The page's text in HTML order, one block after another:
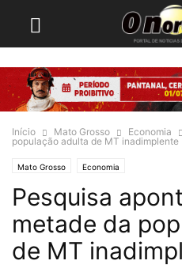
Início Mato Grosso Economia
população adulta de MT inadimplente
Mato Grosso Economia
Pesquisa
metade da
de MT